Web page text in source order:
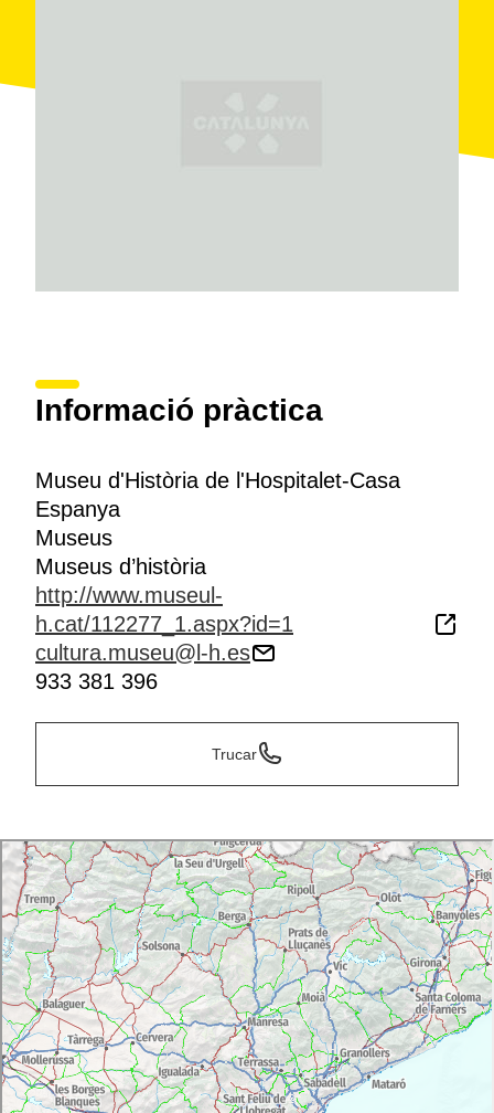
Informació pràctica
Museu d'Història de l'Hospitalet-Casa
Espanya
Museus
Museus d’història
http://www.museul-
h.cat/112277_1.aspx?id=1
cultura.museu@l-h.es
933 381 396
Trucar